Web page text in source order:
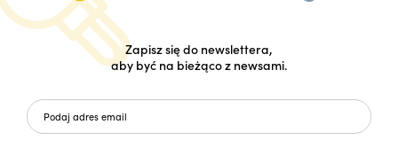
Zapisz się do newslettera,
aby być na bieżąco z newsami.